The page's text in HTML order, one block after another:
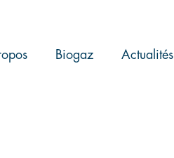
Biogaz Actualités